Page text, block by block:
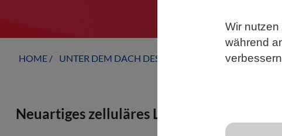
Wir
während
HOME UNTER DEM DACH DES VBIO LANDESVERBÄNDE
Neuartiges zelluläres Logistiksystem